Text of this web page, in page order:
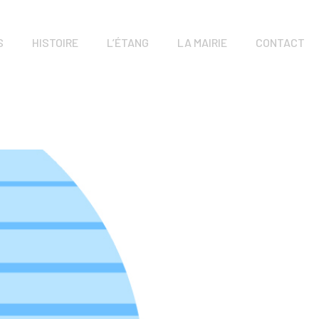
HISTOIRE L’ÉTANG LA MAIRIE CONTACT